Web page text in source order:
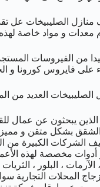
منازل الصليبيخات عل
معدات و مواد خاصة
من الفيروسات
على فايروس كورونا و
العديد من
الذين يبحثون عن عمال
الشقق بشكل متقن و
الشركات الكبيرة من
أدوات مخصصة لهذه
، الآرمات ، البلور ،
المحلات التجارية سواء